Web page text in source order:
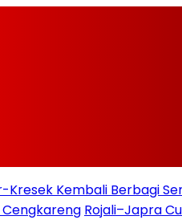
Kembali Berbagi
Rojali–Japra